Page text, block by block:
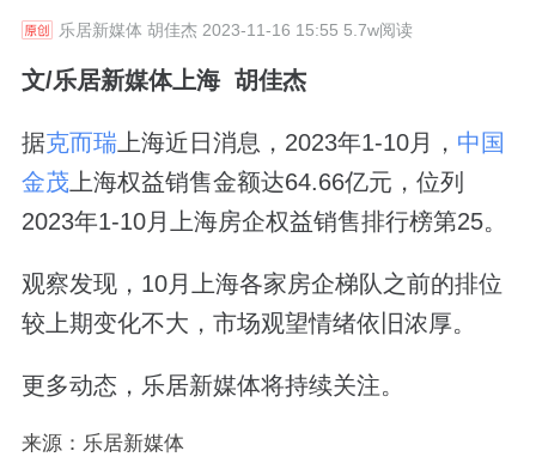
乐居新媒体 胡佳杰 2023-11-16 15:55 5.7w阅读
文/乐居新媒体上海 胡佳杰
据克而瑞上海近日消息，2023年1-10月， 中国
金茂 上海权益销售金额达64.66亿元，位列
2023年1-10月上海房企权益销售排行榜第25。
观察发现，10月上海各家房企梯队之前的排位
较上期变化不大，市场观望情绪依旧浓厚。
更多动态，乐居新媒体将持续关注。
来源：乐居新媒体